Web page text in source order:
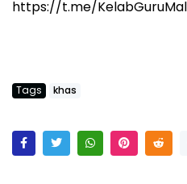
https://t.me/
Tags khas